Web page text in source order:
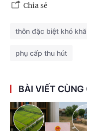
Chia sẻ
thôn đặc biệt khó
phụ cấp thu hút
BÀI VIẾT